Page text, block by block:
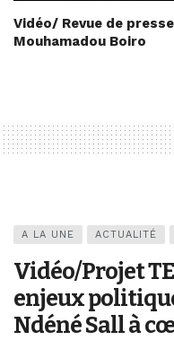
Vidéo/ Revue de
Mouhamadou Boiro
A LA UNE ACTUALITÉ
Vidéo/Projet
enjeux
Ndéné Sall à